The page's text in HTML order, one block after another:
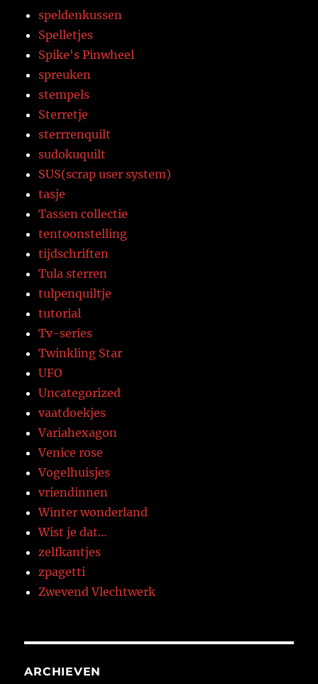
speldenkussen
Spelletjes
Spike's Pinwheel
spreuken
stempels
Sterretje
sterrrenquilt
sudokuquilt
SUS(scrap user system)
tasje
Tassen collectie
tentoonstelling
tijdschriften
Tula sterren
tulpenquiltje
tutorial
Tv-series
Twinkling Star
UFO
Uncategorized
vaatdoekjes
Variahexagon
Venice rose
Vogelhuisjes
vriendinnen
Winter wonderland
Wist je dat…
zelfkantjes
zpagetti
Zwevend Vlechtwerk
ARCHIEVEN